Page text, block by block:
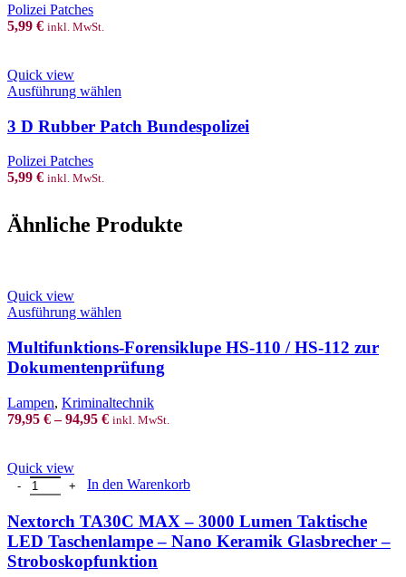
Polizei Patches
5,99 € inkl. MwSt.
Quick view
Ausführung wählen
has
multiple
be
chosen
3 D Rubber Patch Bundespolizei
Polizei Patches
5,99 € inkl. MwSt.
Ähnliche Produkte
Quick view
Ausführung wählen
has
multiple
variants.
options
may
the
page
Multifunktions-Forensiklupe HS-110 / HS-112 zur
Dokumentenprüfung
Lampen, Kriminaltechnik
79,95 €–94,95 € inkl. MwSt.
Quick view
Nextorch TA30C MAX - 3000 Lumen Taktische LED
In den Warenkorb
Nextorch TA30C MAX – 3000 Lumen Taktische
LED Taschenlampe – Nano Keramik Glasbrecher –
Stroboskopfunktion